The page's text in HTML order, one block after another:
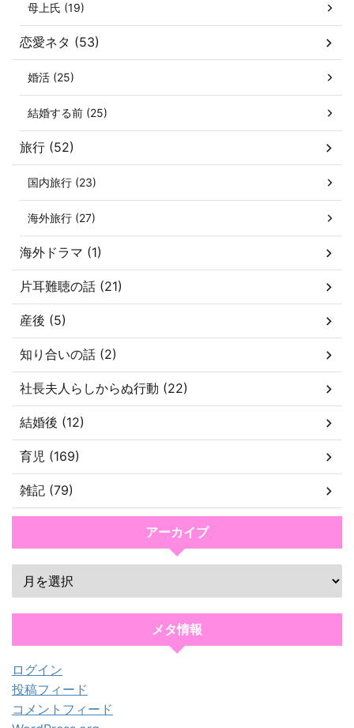
母上氏 (19)
恋愛ネタ (53)
婚活 (25)
結婚する前 (25)
旅行 (52)
国内旅行 (23)
海外旅行 (27)
海外ドラマ (1)
片耳難聴の話 (21)
産後 (5)
知り合いの話 (2)
社長夫人らしからぬ行動 (22)
結婚後 (12)
育児 (169)
雑記 (79)
アーカイブ
メタ情報
ログイン
投稿フィード
コメントフィード